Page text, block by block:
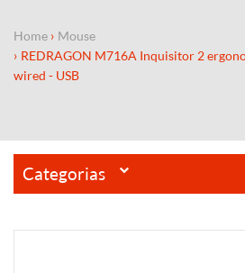
Home
Mouse
REDRAGON M716A Inquisitor 2
wired - USB
Categorias